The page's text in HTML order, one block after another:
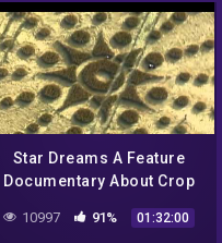
Star Dreams A Feature
Documentary About Crop
10997 91% 01:32:00